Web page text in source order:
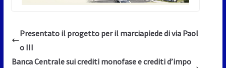
Presentato il progetto per il marciapiede di via Paol
o III
Banca Centrale sui crediti monofase e crediti d’impo